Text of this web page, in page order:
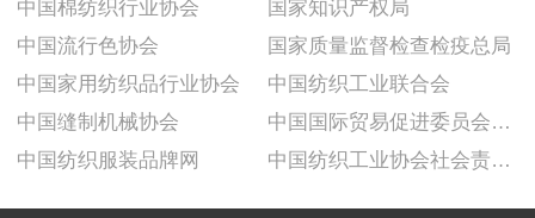
中国棉纺织行业协会
中国流行色协会
中国家用纺织品行业协会
中国缝制机械协会
中国纺织服装品牌网
国家知识产权局
国家质量监督检查检疫总局
中国纺织工业联合会
中国国际贸易促进委员会纺织行业分会
中国纺织工业协会社会责任建设推广委员会